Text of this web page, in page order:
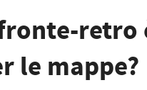
retro
le mappe?